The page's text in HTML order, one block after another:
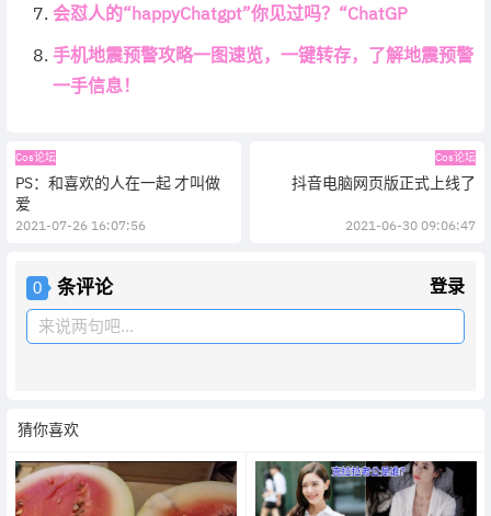
会怼人的“happyChatgpt”你见过吗？“ChatGP
手机地震预警攻略一图速览，一键转存，了解地震预警
一手信息！
Cos论坛
PS：和喜欢的人在一起 才叫做
爱
2021-07-26 16:07:56
Cos论坛
抖音电脑网页版正式上线了
2021-06-30 09:06:47
0 条评论 登录
来说两句吧...
猜你喜欢